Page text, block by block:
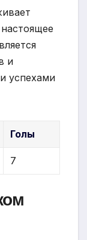
и
успехами
Голы
7